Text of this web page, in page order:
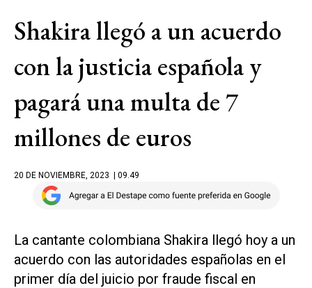
Shakira llegó a un acuerdo
con la justicia española y
pagará una multa de 7
millones de euros
20 DE NOVIEMBRE, 2023 | 09.49
La cantante colombiana Shakira llegó hoy a un
acuerdo con las autoridades españolas en el
primer día del juicio por fraude fiscal en